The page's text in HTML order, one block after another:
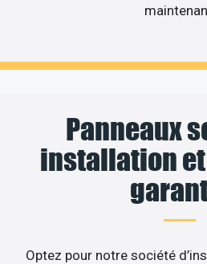
Panneaux
installation
Optez pour notre société